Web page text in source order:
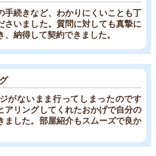
手続きなど、わかりにくいことも丁
さいました。質問に対しても真摯に
、納得して契約できました。
がないまま行ってしまったのです
アリングしてくれたおかげで自分の
ました。部屋紹介もスムーズで良か